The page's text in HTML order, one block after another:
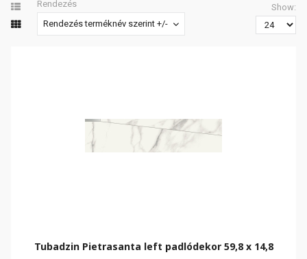
Rendezés
Rendezés terméknév szerint +/-
Show:
Tubadzin Pietrasanta left padlódekor 59,8 x 14,8